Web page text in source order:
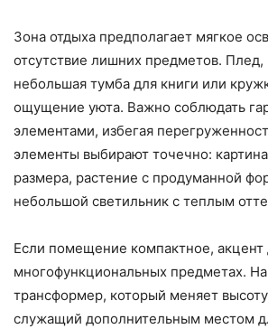
Зона отдыха предполагает мягкое
отсутствие лишних предметов.
небольшая тумба для книги или
ощущение уюта. Важно соблюдать
элементами, избегая
элементы выбирают точечно:
размера, растение с продуманной
небольшой светильник с теплым
Если помещение компактное, акцент
многофункциональных предметах.
трансформер, который меняет
служащий дополнительным местом